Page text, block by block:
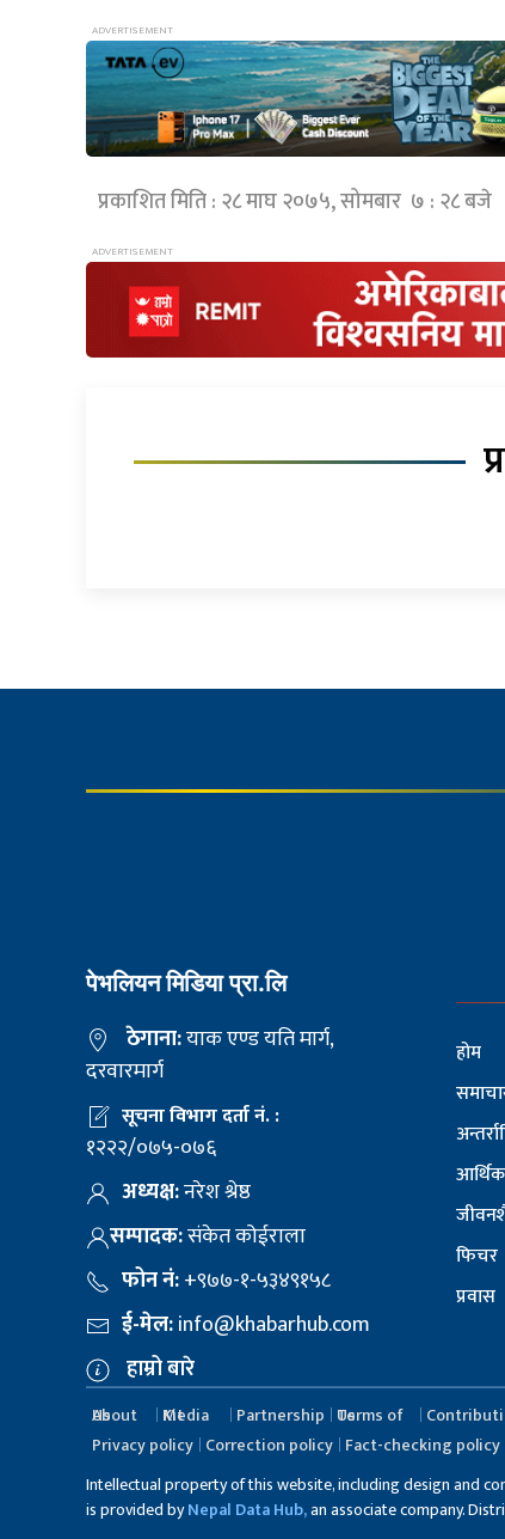
प्रकाशित मिति : २८ माघ २०७५, सोमबार ७ : २८ बजे
पेभलियन मिडिया प्रा.लि
ठेगाना:याक एण्ड यति मार्ग,
दरवारमार्ग
सूचना विभाग दर्ता नं. :
१२२२/०७५-०७६
अध्यक्ष:नरेश श्रेष्ठ
सम्पादक:संकेत कोईराला
फोन नं:+९७७-१-५३४९१५८
ई-मेल:info@khabarhub.com
हाम्रो बारे
होम
आर्थिक
फिचर
प्रवास
About Us Media Kit Partnership Terms of Us
Privacy policy Correction policy Fact-checking policy
Intellectual property of this website, including design and
is provided byNepal Data Hub,an associate company.